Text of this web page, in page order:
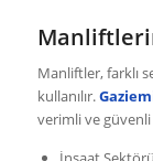
Manliftler, farklı
kullanılır.
verimli ve güvenli